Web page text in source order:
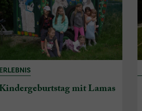
ERLEBNIS
Kindergeburtstag mit Lamas